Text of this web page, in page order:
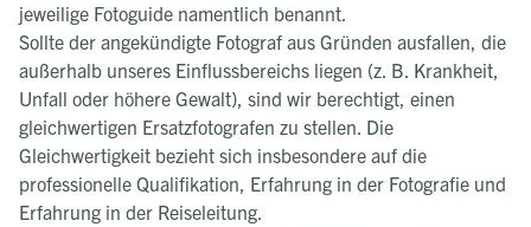
jeweilige Fotoguide namentlich benannt.
Sollte der angekündigte Fotograf aus Gründen ausfallen, die
außerhalb unseres Einflussbereichs liegen (z. B. Krankheit,
Unfall oder höhere Gewalt), sind wir berechtigt, einen
gleichwertigen Ersatzfotografen zu stellen. Die
Gleichwertigkeit bezieht sich insbesondere auf die
professionelle Qualifikation, Erfahrung in der Fotografie und
Erfahrung in der Reiseleitung.